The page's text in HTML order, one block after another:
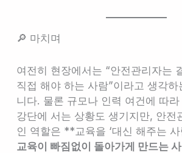
🔎 마치며
여전히 현장에서는 “안전관리자는
직접 해야 하는 사람”이라고 생각
니다. 물론 규모나 인력 여건에 따
강단에 서는 상황도 생기지만, 안전
인 역할은 **교육을 ‘대신 해주는
교육이 빠짐없이 돌아가게 만드는